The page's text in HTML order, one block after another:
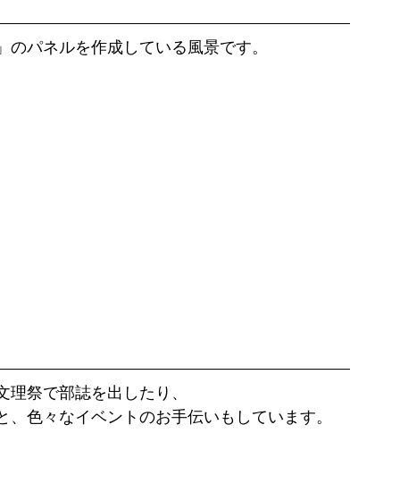
パネルを作成している風景です。
祭で部誌を出したり、
色々なイベントのお手伝いもしています。